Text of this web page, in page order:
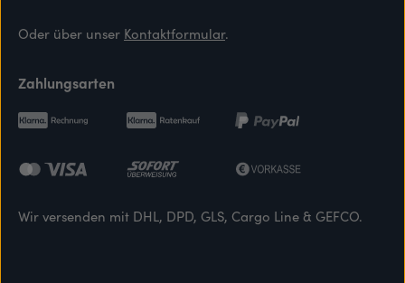
Oder über unser Kontaktformular.
Zahlungsarten
Wir versenden mit DHL, DPD, GLS, Cargo Line & GEFCO.